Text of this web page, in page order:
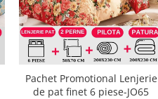
Pachet Promotional Lenjerie
de pat finet 6 piese-JO65